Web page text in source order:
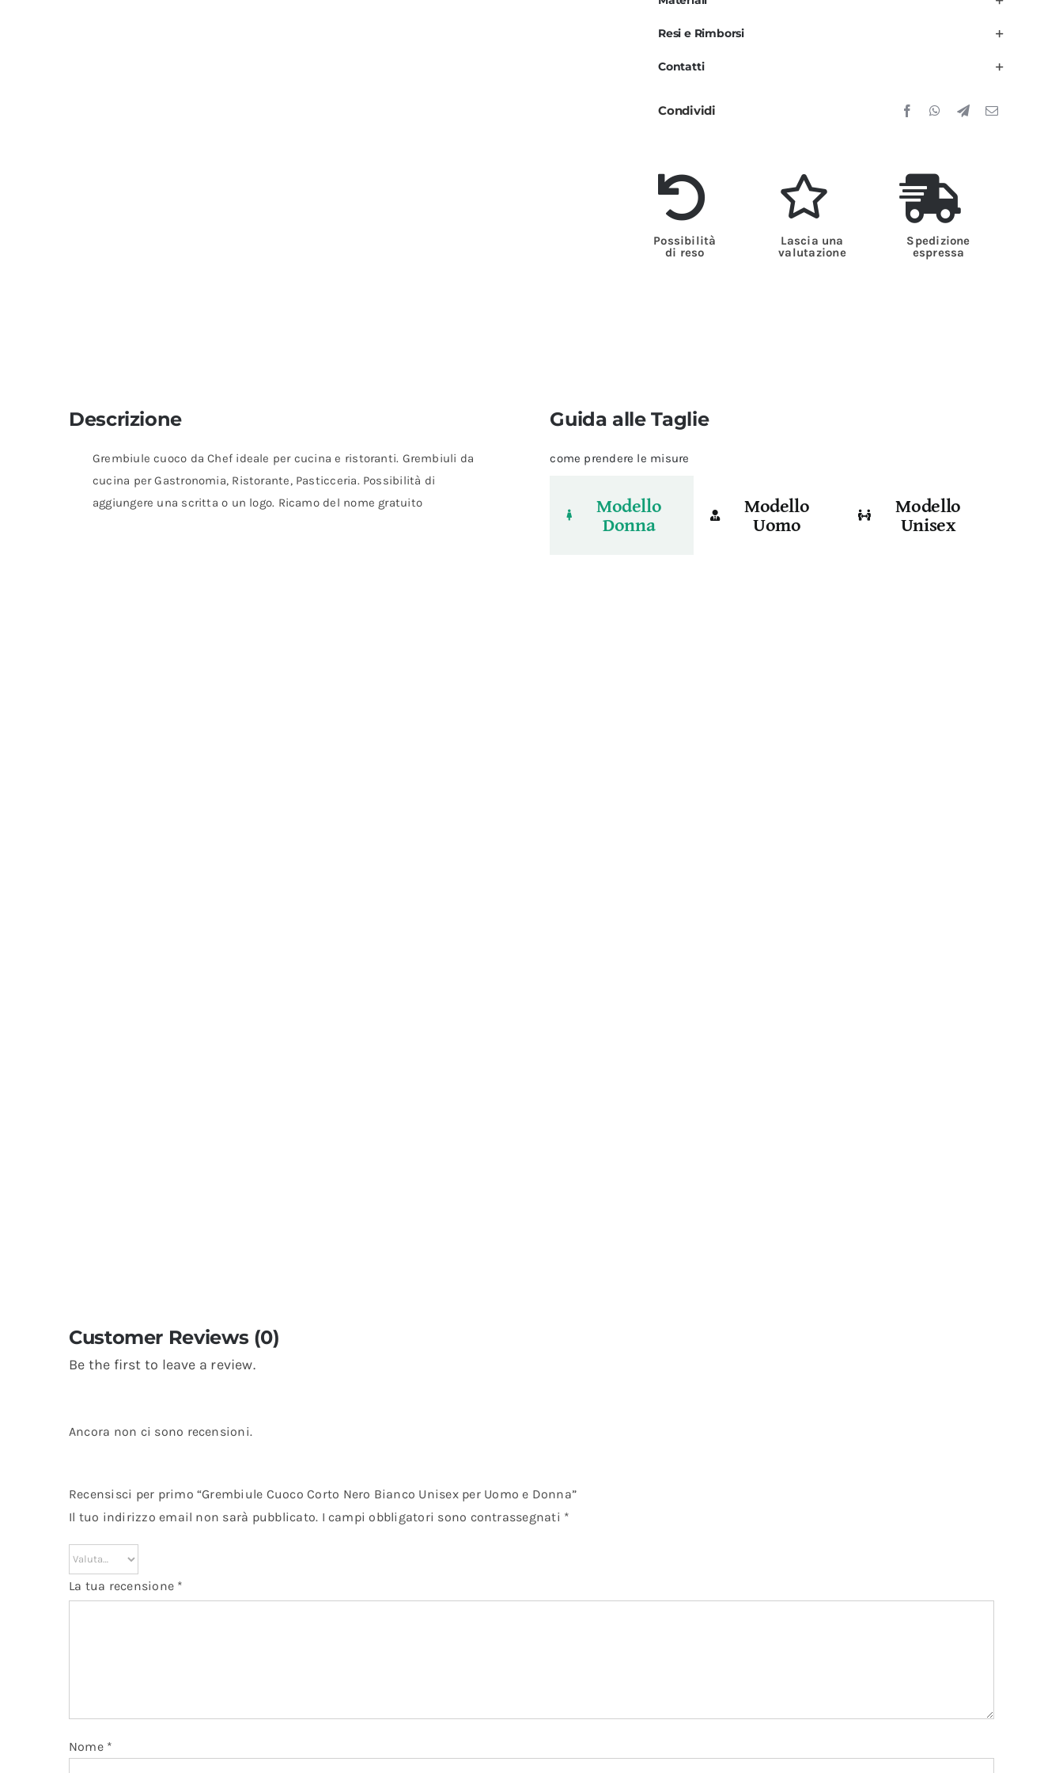
per
Uomo
Donna
Resi e Rimborsi
Contatti
Condividi
Possibilità
di reso
Lascia una
valutazione
Spedizione
espressa
Descrizione
Grembiule cuoco da Chef ideale per cucina e ristoranti. Grembiuli da
cucina per Gastronomia, Ristorante, Pasticceria. Possibilità di
aggiungere una scritta o un logo. Ricamo del nome gratuito
Guida alle Taglie
come prendere le misure
Modello
Donna
Modello
Uomo
Modello
Unisex
Customer Reviews (0)
Be the first to leave a review.
Ancora non ci sono recensioni.
Recensisci per primo “Grembiule Cuoco Corto Nero Bianco Unisex per Uomo e Donna”
Il tuo indirizzo email non sarà pubblicato. I campi obbligatori sono contrassegnati *
La tua recensione *
Nome *